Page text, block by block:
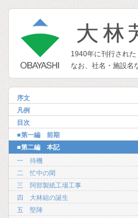
1940年に刊行され
なお、社名・施設名
序文
凡例
目次
■第一編 前期
■第二編 本記
一 待機
二 忙中の閑
三 阿部製紙工場工事
四 大林組の誕生
五 堅陣